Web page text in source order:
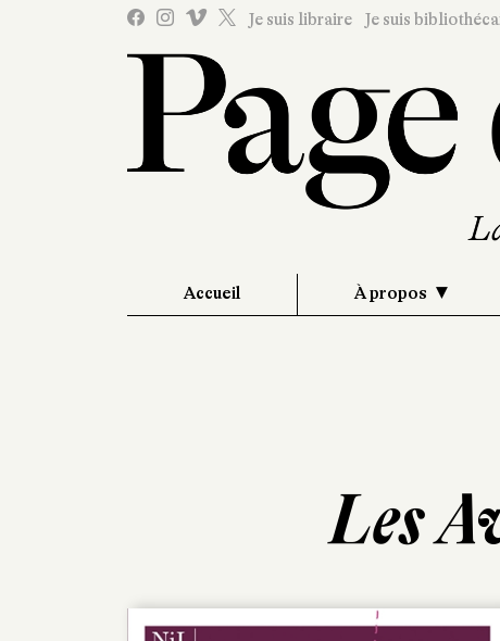
Je suis libraire Je suis
Accueil À propos
Les